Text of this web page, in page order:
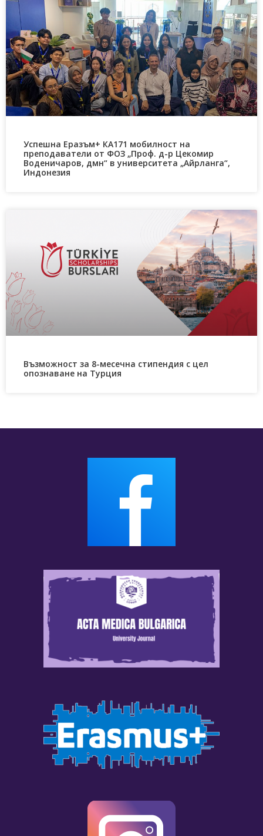
Успешна Еразъм+ КА171 мобилност на
преподаватели от ФОЗ „Проф. д-р Цекомир
Воденичаров, дмн“ в университета „Айрланга“,
Индонезия
Възможност за 8-месечна стипендия с цел
опознаване на Турция